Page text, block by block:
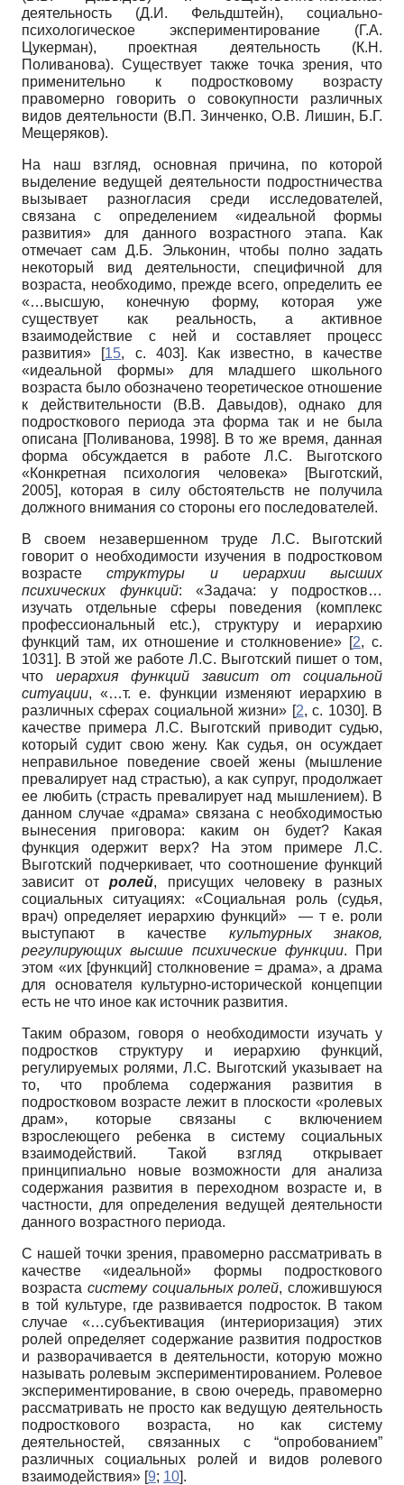
деятельность (Д.И. Фельдштейн), социально-
психологическое экспериментирование (Г.А.
Цукерман), проектная деятельность (К.Н.
Поливанова). Существует также точка зрения, что
применительно к подростковому возрасту
правомерно говорить о совокупности различных
видов деятельности (В.П. Зинченко, О.В. Лишин, Б.Г.
Мещеряков).
На наш взгляд, основная причина, по которой
выделение ведущей деятельности подростничества
вызывает разногласия среди исследователей,
связана с определением «идеальной формы
развития» для данного возрастного этапа. Как
отмечает сам Д.Б. Эльконин, чтобы полно задать
некоторый вид деятельности, специфичной для
возраста, необходимо, прежде всего, определить ее
«…высшую, конечную форму, которая уже
существует как реальность, а активное
взаимодействие с ней и составляет процесс
развития» [15, с. 403]. Как известно, в качестве
«идеальной формы» для младшего школьного
возраста было обозначено теоретическое отношение
к действительности (В.В. Давыдов), однако для
подросткового периода эта форма так и не была
описана [Поливанова, 1998]. В то же время, данная
форма обсуждается в работе Л.С. Выготского
«Конкретная психология человека»
[Выготский,
2005], которая в силу обстоятельств не получила
должного внимания со стороны его последователей.
В своем незавершенном труде Л.С. Выготский
говорит о необходимости изучения в подростковом
возрастеструктуры и иерархии высших
психических функций: «Задача: у подростков…
изучать отдельные сферы поведения (комплекс
профессиональный etc.), структуру и иерархию
функций там, их отношение и столкновение» [2, с.
1031]. В этой же работе Л.С. Выготский пишет о том,
что иерархия функций зависит от социальной
ситуации, «…т. е. функции изменяют иерархию в
различных сферах социальной жизни» [2, с. 1030]. В
качестве примера Л.С. Выготский приводит судью,
который судит свою жену. Как судья, он осуждает
неправильное поведение своей жены (мышление
превалирует над страстью), а как супруг, продолжает
ее любить (страсть превалирует над мышлением). В
данном случае «драма» связана с необходимостью
вынесения приговора: каким он будет? Какая
функция одержит верх? На этом примере Л.С.
Выготский подчеркивает, что соотношение функций
зависит отролей, присущих человеку в разных
социальных ситуациях: «Социальная роль (судья,
врач) определяет иерархию функций» — т е. роли
выступают в качестве культурных знаков,
регулирующих высшие психические функции. При
этом «их [функций] столкновение = драма», а драма
для основателя культурно-исторической концепции
есть не что иное как источник развития.
Таким образом, говоря о необходимости изучать у
подростков структуру и иерархию функций,
регулируемых ролями, Л.С. Выготский указывает на
то, что проблема содержания развития в
подростковом возрасте лежит в плоскости «ролевых
драм», которые связаны с включением
взрослеющего ребенка в систему социальных
взаимодействий. Такой взгляд открывает
принципиально новые возможности для анализа
содержания развития в переходном возрасте и, в
частности, для определения ведущей деятельности
данного возрастного периода.
С нашей точки зрения, правомерно рассматривать в
качестве «идеальной» формы подросткового
возраста систему социальных ролей, сложившуюся
в той культуре, где развивается подросток. В таком
случае «…субъективация (интериоризация) этих
ролей определяет содержание развития подростков
и разворачивается в деятельности, которую можно
называть ролевым экспериментированием. Ролевое
экспериментирование, в свою очередь, правомерно
рассматривать не просто как ведущую деятельность
подросткового возраста, но как систему
деятельностей, связанных с “опробованием”
различных социальных ролей и видов ролевого
взаимодействия» [9; 10].